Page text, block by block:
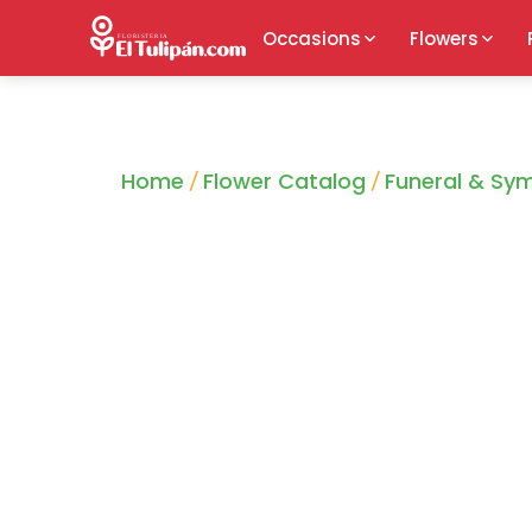
Occasions Flowers
Home / Flower Catalog / Funeral &